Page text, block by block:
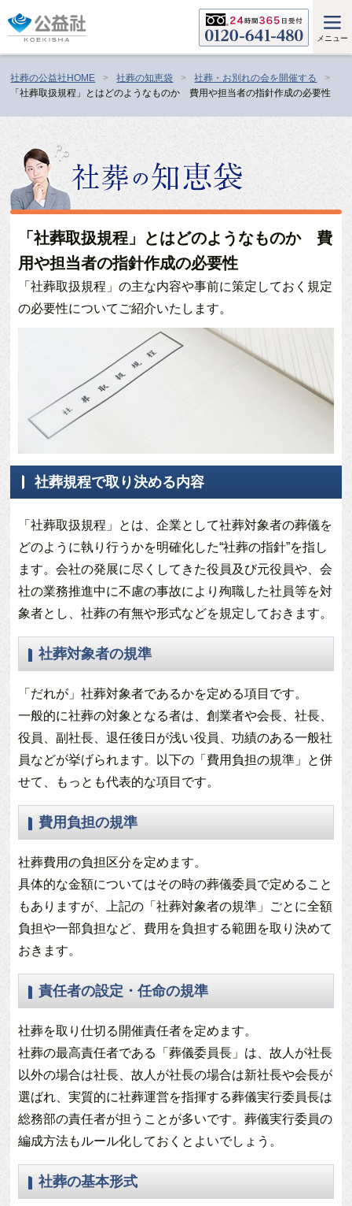
メニュー
社葬の公益社HOME 社葬の知恵袋
社葬・お別れの会を開催する
「社葬取扱規程」とはどのようなものか 費用や担当者の指針作成の必要性
「社葬取扱規程」とはどのようなものか 費
用や担当者の指針作成の必要性
「社葬取扱規程」の主な内容や事前に策定しておく規定
の必要性についてご紹介いたします。
社葬規程で取り決める内容
「社葬取扱規程」とは、企業として社葬対象者の葬儀を
どのように執り行うかを明確化した“社葬の指針”を指し
ます。会社の発展に尽くしてきた役員及び元役員や、会
社の業務推進中に不慮の事故により殉職した社員等を対
象者とし、社葬の有無や形式などを規定しておきます。
社葬対象者の規準
「だれが」社葬対象者であるかを定める項目です。
一般的に社葬の対象となる者は、創業者や会長、社長、
役員、副社長、退任後日が浅い役員、功績のある一般社
員などが挙げられます。以下の「費用負担の規準」と併
せて、もっとも代表的な項目です。
費用負担の規準
社葬費用の負担区分を定めます。
具体的な金額についてはその時の葬儀委員で定めること
もありますが、上記の「社葬対象者の規準」ごとに全額
負担や一部負担など、費用を負担する範囲を取り決めて
おきます。
責任者の設定・任命の規準
社葬を取り仕切る開催責任者を定めます。
社葬の最高責任者である「葬儀委員長」は、故人が社長
以外の場合は社長、故人が社長の場合は新社長や会長が
選ばれ、実質的に社葬運営を指揮する葬儀実行委員長は
総務部の責任者が担うことが多いです。葬儀実行委員の
編成方法もルール化しておくとよいでしょう。
社葬の基本形式